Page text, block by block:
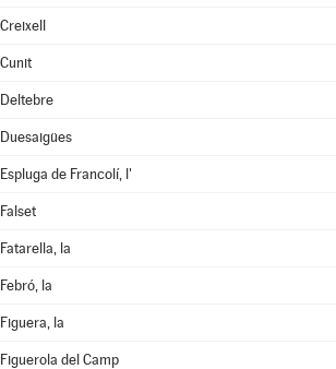
Creixell
Cunit
Deltebre
Duesaigües
Espluga de Francolí, l'
Falset
Fatarella, la
Febró, la
Figuera, la
Figuerola del Camp